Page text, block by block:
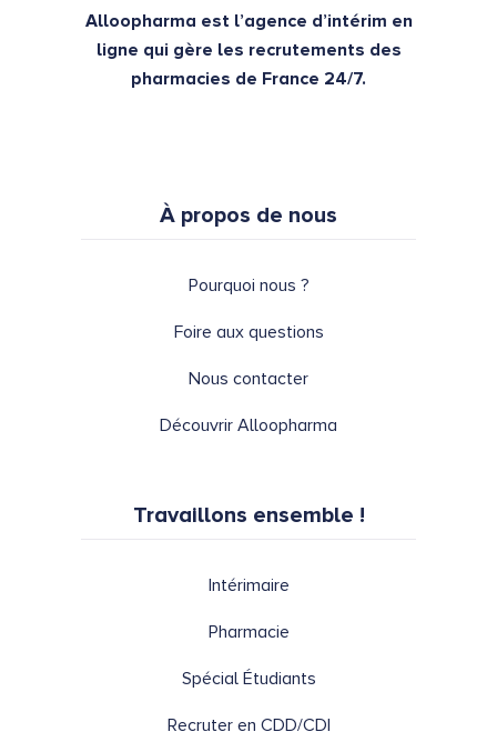
Alloopharma est l’agence d’intérim en
ligne qui gère les recrutements des
pharmacies de France 24/7.
À propos de nous
Pourquoi nous ?
Foire aux questions
Nous contacter
Découvrir Alloopharma
Travaillons ensemble !
Intérimaire
Pharmacie
Spécial Étudiants
Recruter en CDD/CDI